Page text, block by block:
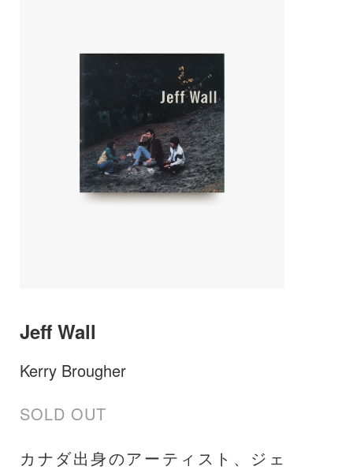
Jeff Wall
Kerry Brougher
SOLD OUT
カナダ出身のアーティスト、ジェ